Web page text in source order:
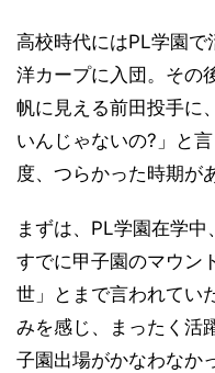
高校時代にはPL学園で
洋カープに入団。その
帆に見える前田投手に
いんじゃないの?」と
度、つらかった時期が
まずは、PL学園在学
すでに甲子園のマウン
世」とまで言われてい
みを感じ、まったく活
子園出場がかなわなか